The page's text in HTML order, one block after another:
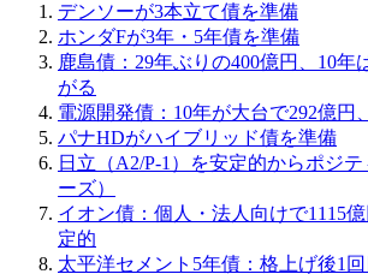
デンソーが3本立て債を準備
ホンダFが3年・5年債を準備
鹿島債：29年ぶりの400億円、10年
がる
電源開発債：10年が大台で292億円
パナHDがハイブリッド債を準備
日立（A2/P-1）を安定的からポジ
ーズ）
イオン債：個人・法人向けで1115
定的
太平洋セメント5年債：格上げ後1